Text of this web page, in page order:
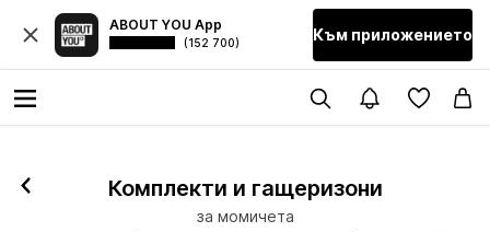
ABOUT YOU App
(152 700) Към приложението
Комплекти и гащеризони
за момичета